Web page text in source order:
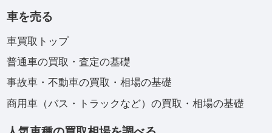
車を売る
車買取トップ
普通車の買取・査定の基礎
事故車・不動車の買取・相場の基礎
商用車（バス・トラックなど）の買取・相場の基礎